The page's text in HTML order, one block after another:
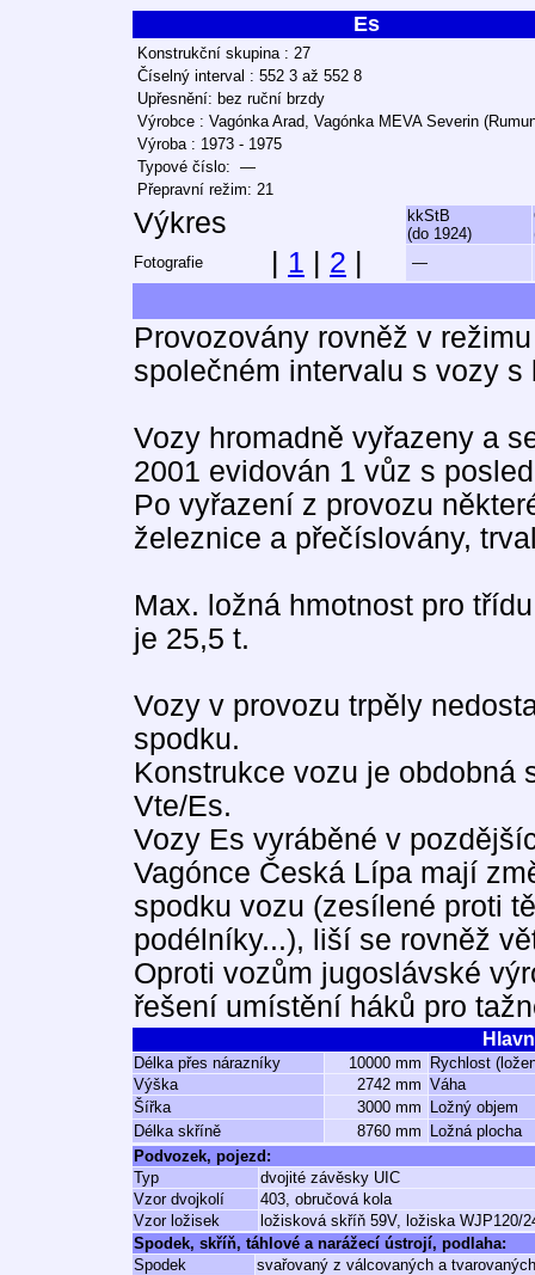
Es
Konstrukční skupina : 27
Číselný interval : 552 3 až 552 8
Upřesnění: bez ruční brzdy
Výrobce : Vagónka Arad, Vagónka MEVA Severin
Výroba : 1973 - 1975
Typové číslo: —
Přepravní režim: 21
Výkres
kkStB
(do 1924)
Fotografie
1 2 —
Provozovány rovněž v
společném intervalu s vozy
Vozy hromadně vyřazeny a
2001 evidován 1 vůz s
Po vyřazení z provozu
železnice a přečíslovány,
Max. ložná hmotnost pro
je 25,5 t.
Vozy v provozu trpěly
spodku.
Konstrukce vozu je obdobná
Vte/Es.
Vozy Es vyráběné v
Vagónce Česká Lípa mají
spodku vozu (zesílené proti
podélníky...), liší se rovněž
Oproti vozům jugoslávské
řešení umístění háků pro
Délka přes nárazníky 10000 mm
Rychlost
Výška
2742 mm Váha
Šířka
3000 mm
Ložný objem
Délka skříně
8760 mm
Ložná plocha
Podvozek, pojezd:
Typ
dvojité závěsky UIC
Vzor dvojkolí
403, obručová kola
Vzor ložisek
ložisková skříň 59V, ložiska WJP120/
Spodek, skříň, táhlové a narážecí ústrojí, podlaha:
Spodek
svařovaný z válcovaných a